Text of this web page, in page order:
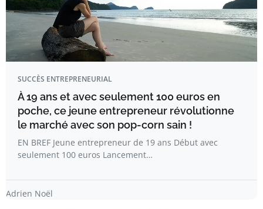
SUCCÈS ENTREPRENEURIAL
À 19 ans et avec seulement 100 euros en
poche, ce jeune entrepreneur révolutionne
le marché avec son pop-corn sain !
EN BREF Jeune entrepreneur de 19 ans Début avec
seulement 100 euros Lancement…
Adrien Noël